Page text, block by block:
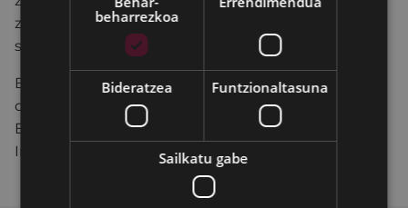
zeinean antolaketa-taldea arduratu zen gauzen
salmentaz.
Bigarren eskuko azoka hau antolatzeko, Udalak
dirulaguntza bat eskatu dio Eusko Jaurlaritzako
Ekonomiaren Garapen, Iraunkortasun eta
Ingurumen Sailari.
beharrezkoa
Bideratzea Funtzionaltasuna
Sailkatu gabe